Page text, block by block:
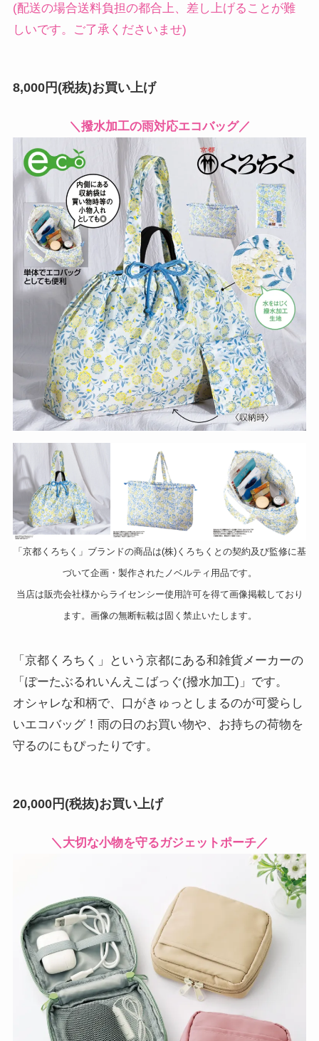
(配送の場合送料負担の都合上、差し上げることが難
しいです。ご了承くださいませ)
8,000円(税抜)お買い上げ
＼撥水加工の雨対応エコバッグ／
「京都くろちく」ブランドの商品は(株)くろちくとの契約及び監修に基
づいて企画・製作されたノベルティ用品です。
当店は販売会社様からライセンシー使用許可を得て画像掲載しており
ます。画像の無断転載は固く禁止いたします。
「京都くろちく」という京都にある和雑貨メーカーの
「ぽーたぶるれいんえこばっぐ(撥水加工)」です。
オシャレな和柄で、口がきゅっとしまるのが可愛らし
いエコバッグ！雨の日のお買い物や、お持ちの荷物を
守るのにもぴったりです。
20,000円(税抜)お買い上げ
＼大切な小物を守るガジェットポーチ／